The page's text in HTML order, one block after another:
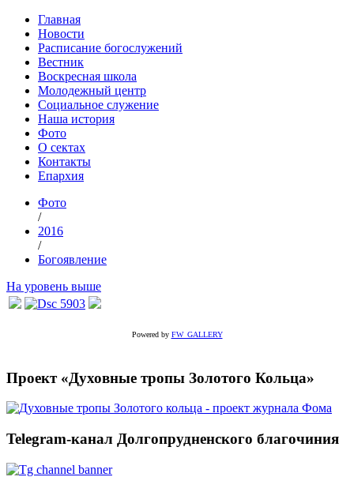
Главная
Новости
Расписание богослужений
Вестник
Воскресная школа
Молодежный центр
Социальное служение
Наша история
Фото
О сектах
Контакты
Епархия
Фото
/
2016
/
Богоявление
На уровень выше
Powered by FW_GALLERY
Проект «Духовные тропы Золотого Кольца»
Telegram-канал Долгопрудненского благочиния